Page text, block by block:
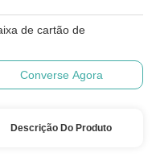
de cartão de
Converse Agora
Descrição Do Produto